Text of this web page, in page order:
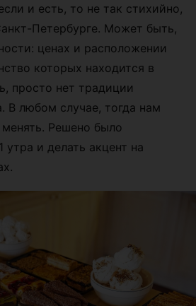
и есть, то не так стихийно,
Петербурге. Может быть,
ценах и расположении
которых находится в
просто нет традиции
В любом случае, тогда нам
Решено было
утра и делать акцент на